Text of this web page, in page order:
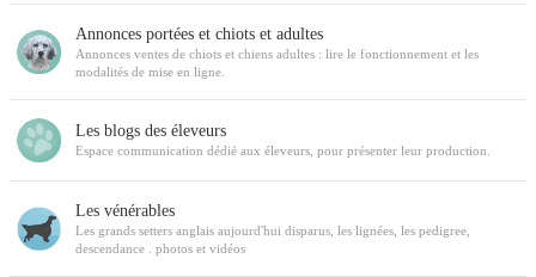
Annonces portées et chiots et adultes
Annonces ventes de chiots et chiens adultes : lire le fonctionnement et les
modalités de mise en ligne.
Les blogs des éleveurs
Espace communication dédié aux éleveurs, pour présenter leur production.
Les vénérables
Les grands setters anglais aujourd'hui disparus, les lignées, les pedigree,
descendance . photos et vidéos